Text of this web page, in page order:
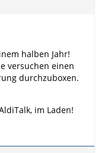
halben Jahr!
versuchen einen
durchzuboxen.
im Laden!